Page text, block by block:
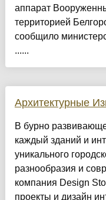
аппарат
территорией
сообщило
......
Архитектурные
​В бурно
каждый зданий и
уникального
разнообразия и
компания Design
проекты и дизайн